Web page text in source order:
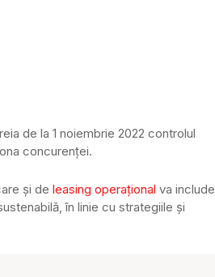
de la 1 noiembrie 2022 controlul
concurenței.
și de leasing operațional va include
în linie cu strategiile și